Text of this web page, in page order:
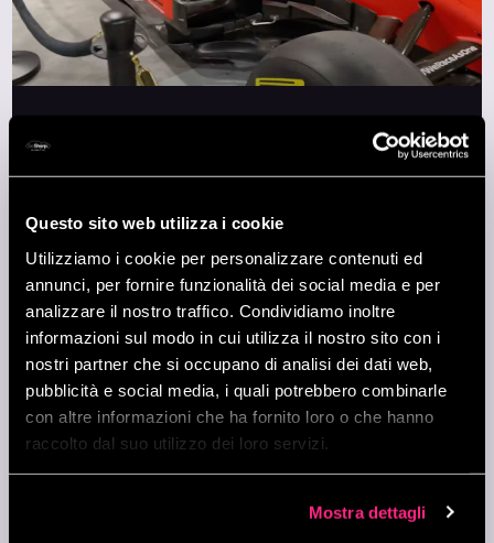
Questo sito web utilizza i cookie
Utilizziamo i cookie per personalizzare contenuti ed
annunci, per fornire funzionalità dei social media e per
analizzare il nostro traffico. Condividiamo inoltre
informazioni sul modo in cui utilizza il nostro sito con i
nostri partner che si occupano di analisi dei dati web,
pubblicità e social media, i quali potrebbero combinarle
con altre informazioni che ha fornito loro o che hanno
raccolto dal suo utilizzo dei loro servizi.
Mostra dettagli